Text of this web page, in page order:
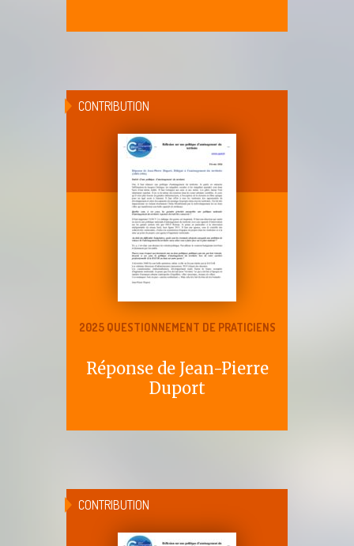
CONTRIBUTION
2025 QUESTIONNEMENT DE PRATICIENS
Réponse de Jean-Pierre
Duport
CONTRIBUTION